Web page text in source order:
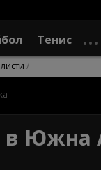
Тенис
в Южна